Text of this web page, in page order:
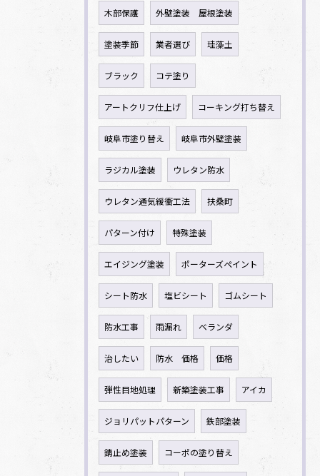
木部保護 外壁塗装 屋根塗装
塗装季節 業者選び 珪藻土
ブラック コテ塗り
アートクリフ仕上げ コーキング打ち替え
岐阜市塗り替え 岐阜市外壁塗装
ラジカル塗装 ウレタン防水
ウレタン通気緩衝工法 扶桑町
パターン付け 特殊塗装
エイジング塗装 ポーターズペイント
シート防水 塩ビシート ゴムシート
防水工事 雨漏れ ベランダ
治したい 防水 価格 価格
弾性目地処理 新築塗装工事 アイカ
ジョリパットパターン 鉄部塗装
錆止め塗装 コーポの塗り替え